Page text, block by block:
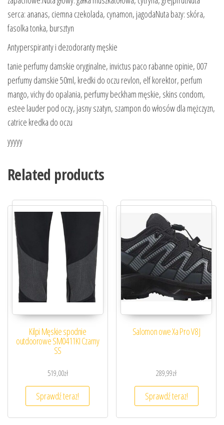
serca: ananas, ciemna czekolada, cynamon, jagodaNuta bazy: skóra,
fasolka tonka, bursztyn
Antyperspiranty i dezodoranty męskie
tanie perfumy damskie oryginalne, invictus paco rabanne opinie, 007
perfumy damskie 50ml, kredki do oczu revlon, elf korektor, perfum
mango, vichy do opalania, perfumy beckham męskie, skins condom,
estee lauder pod oczy, jasny szatyn, szampon do włosów dla mężczyzn,
catrice kredka do oczu
yyyyy
Related products
Kilpi Męskie spodnie
outdoorowe SM0411KI Czarny
SS
519,00zł
Sprawdź teraz!
Salomon owe Xa Pro V8 J
289,99zł
Sprawdź teraz!